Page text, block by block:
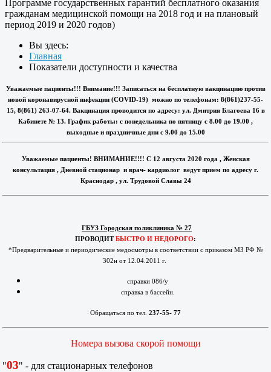
Программе государственных гарантий бесплатного оказания
гражданам медицинской помощи на 2018 год и на плановый
период 2019 и 2020 годов)
Вы здесь:
Главная
Показатели доступности и качества
Уважаемые пациенты!!! Внимание!!! Записаться на бесплатную вакцинацию против
новой коронавирусной инфекции (COVID-19) можно по телефонам: 8(861)237-55-
15, 8(861) 263-07-64. Вакцинация проводится по адресу: ул. Дмитрия Благоева 16 в
Кабинете № 13. График работы: с понедельника по пятницу с 8.00 до 19.00 ,
выходные и праздничные дни с 9.00 до 15.00
Уважаемые пациенты! ВНИМАНИЕ!!!! С 12 августа 2020 года , Женская
консультация , Дневной стационар и врач- кардиолог ведут прием по адресу г.
Краснодар , ул. Трудовой Славы 24
ГБУЗ Городская поликлиника № 27
ПРОВОДИТБЫСТРО И НЕДОРОГО:
*Предварительные и периодические медосмотры в соответствии с приказом МЗ РФ №
302н от 12.04.2011 г.
справки 086/у
справка в бассейн.
Обращаться по тел. 237-55- 77
Номера вызова скорой помощи
"03" - для стационарных телефонов